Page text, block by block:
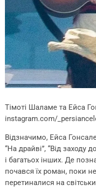
Тімоті Шаламе та Ейса
instagram.com/
Відзначимо, Ейса
“На драйві”, “Від заходу
і багатьох інших. Де
почався їх роман, поки
перетиналися на